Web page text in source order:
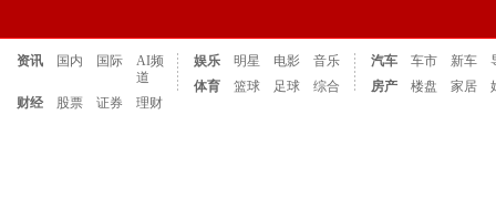
资讯 国内 国际
AI频
道
财经
股票 证券 理财
娱乐 明星 电影
音乐
体育
篮球 足球 综合
汽车 车市 新车
房产
楼盘 家居